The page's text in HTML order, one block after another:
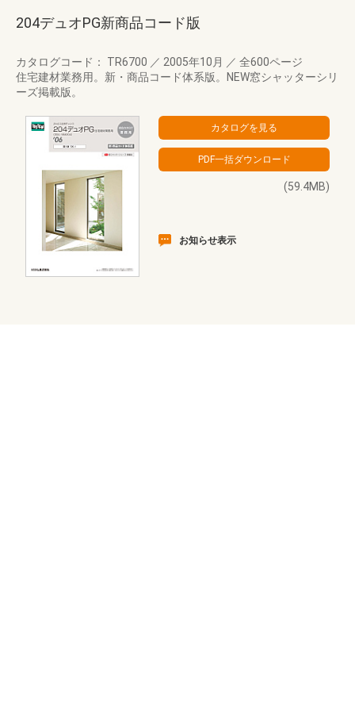
204デュオPG新商品コード版
カタログコード： TR6700 ／ 2005年10月 ／ 全600ページ
住宅建材業務用。新・商品コード体系版。NEW窓シャッターシリ
ーズ掲載版。
(59.4MB)
お知らせ表示